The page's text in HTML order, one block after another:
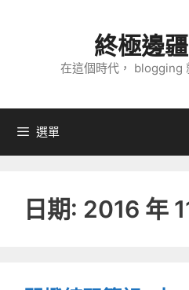
內
終極邊
在這個時代， blogging
選單
日期: 2016 年